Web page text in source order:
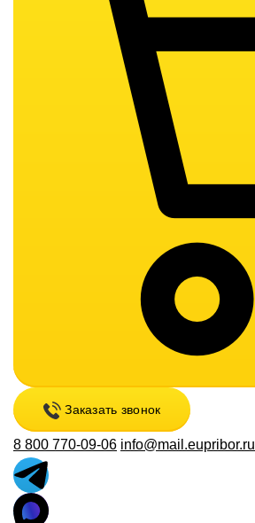
Заказать звонок
8 800 770-09-06 info@mail.eupribor.ru